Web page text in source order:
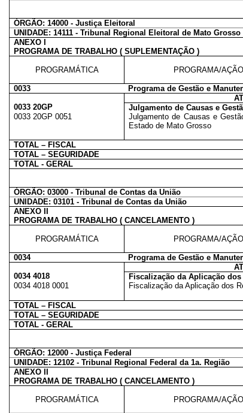
ÓRGÃO: 14000 - Justiça Eleitoral
UNIDADE: 14111 - Tribunal Regional Eleitoral de Mato Grosso
ANEXO I
PROGRAMA DE TRABALHO ( SUPLEMENTAÇÃO )
PROGRAMÁTICA PROGRAMA/
0033 Programa de Gestão e
0033 20GP
Julgamento de Causas e
0033 20GP 0051
Julgamento de Causas e
Estado de Mato Grosso
TOTAL – FISCAL
TOTAL – SEGURIDADE
TOTAL - GERAL
ÓRGÃO: 03000 - Tribunal de Contas da União
UNIDADE: 03101 - Tribunal de Contas da União
ANEXO II
PROGRAMA DE TRABALHO ( CANCELAMENTO )
PROGRAMÁTICA PROGRAMA/
0034 Programa de Gestão e
0034 4018
Fiscalização da Aplicação
0034 4018 0001
Fiscalização da Aplicação dos
TOTAL – FISCAL
TOTAL – SEGURIDADE
TOTAL - GERAL
ÓRGÃO: 12000 - Justiça Federal
UNIDADE: 12102 - Tribunal Regional Federal da 1a. Região
ANEXO II
PROGRAMA DE TRABALHO ( CANCELAMENTO )
PROGRAMÁTICA PROGRAMA/